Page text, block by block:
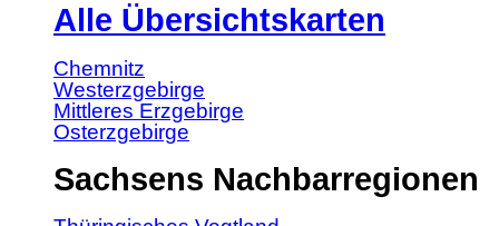
Alle Übersichtskarten
Chemnitz
Westerzgebirge
Mittleres Erzgebirge
Osterzgebirge
Sachsens Nachbarregionen